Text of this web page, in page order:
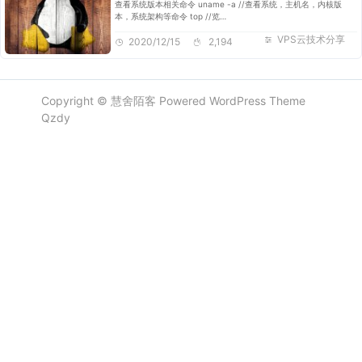
查看系统版本相关命令 uname -a //查看系统，主机名，内核版
本，系统架构等命令 top //览…
VPS云技术分享
2020/12/15 2,194
Copyright © 慧舍陌客 Powered WordPressTheme
Qzdy